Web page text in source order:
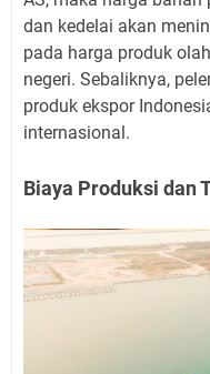
dan kedelai akan
pada harga produk
negeri. Sebaliknya,
produk ekspor
internasional.
Biaya Produksi dan